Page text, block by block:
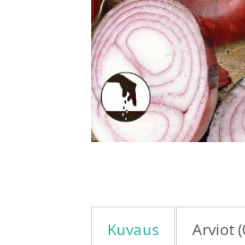
Kuvaus Arviot